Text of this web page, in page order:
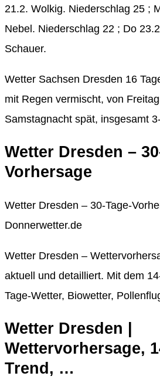
21.2. Wolkig. Niederschlag 25 ;
Nebel. Niederschlag 22 ; Do
Schauer.
Wetter Sachsen Dresden 16
mit Regen vermischt, von
Samstagnacht spät, insgesamt
Wetter Dresden –
Vorhersage
Wetter Dresden – 30-Tage-
Donnerwetter.de
Wetter Dresden –
aktuell und detailliert. Mit dem
Tage-Wetter, Biowetter,
Wetter Dresden |
Wettervorhersage,
Trend, …